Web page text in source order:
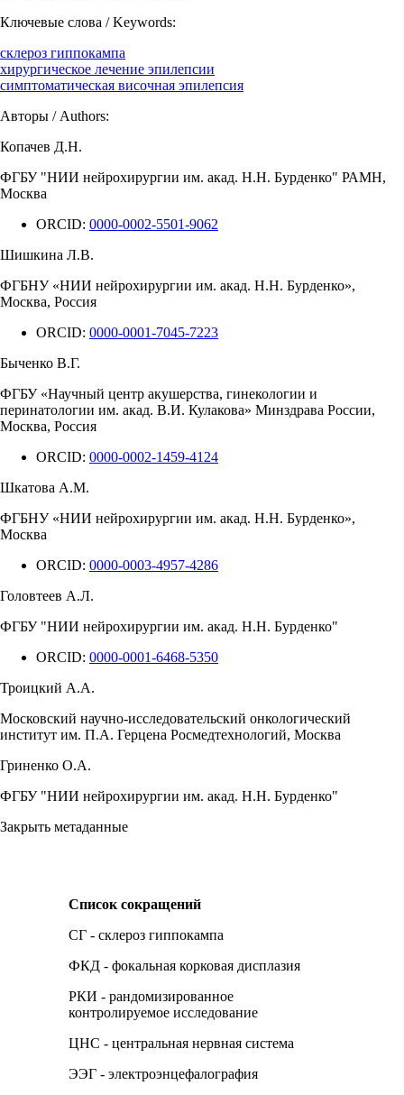
Ключевые слова / Keywords:
склероз гиппокампа
хирургическое лечение эпилепсии
симптоматическая височная эпилепсия
Авторы / Authors:
Копачев Д.Н.
ФГБУ "НИИ нейрохирургии им. акад. Н.Н. Бурденко" РАМН,
Москва
ORCID: 0000-0002-5501-9062
Шишкина Л.В.
ФГБНУ «НИИ нейрохирургии им. акад. Н.Н. Бурденко»,
Москва, Россия
ORCID: 0000-0001-7045-7223
Быченко В.Г.
ФГБУ «Научный центр акушерства, гинекологии и
перинатологии им. акад. В.И. Кулакова» Минздрава России,
Москва, Россия
ORCID: 0000-0002-1459-4124
Шкатова А.М.
ФГБНУ «НИИ нейрохирургии им. акад. Н.Н. Бурденко»,
Москва
ORCID: 0000-0003-4957-4286
Головтеев А.Л.
ФГБУ "НИИ нейрохирургии им. акад. Н.Н. Бурденко"
ORCID: 0000-0001-6468-5350
Троицкий А.А.
Московский научно-исследовательский онкологический
институт им. П.А. Герцена Росмедтехнологий, Москва
Гриненко О.А.
ФГБУ "НИИ нейрохирургии им. акад. Н.Н. Бурденко"
Закрыть метаданные
Список сокращений
СГ - склероз гиппокампа
ФКД - фокальная корковая дисплазия
РКИ - рандомизированное
контролируемое исследование
ЦНС - центральная нервная система
ЭЭГ - электроэнцефалография